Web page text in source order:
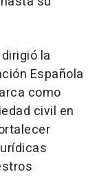
la
Española
como
civil en